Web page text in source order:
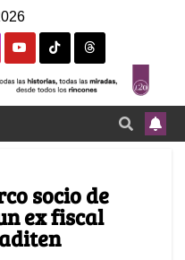
socio de
ex fiscal